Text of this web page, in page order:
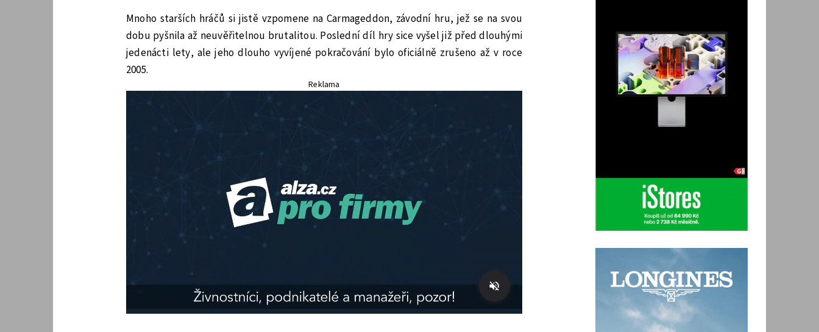
Mnoho starších hráčů si jistě vzpomene na Carmageddon, závodní hru, jež se na svou
dobu pyšnila až neuvěřitelnou brutalitou. Poslední díl hry sice vyšel již před dlouhými
jedenácti lety, ale jeho dlouho vyvíjené pokračování bylo oficiálně zrušeno až v roce
2005.
Reklama